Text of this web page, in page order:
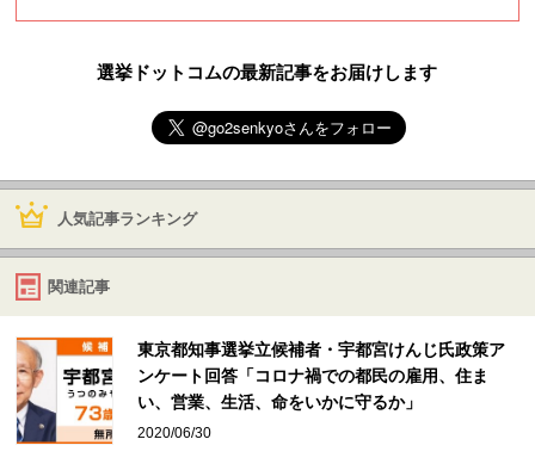
選挙ドットコムの最新記事をお届けします
人気記事ランキング
関連記事
東京都知事選挙立候補者・宇都宮けんじ氏政策ア
ンケート回答「コロナ禍での都民の雇用、住ま
い、営業、生活、命をいかに守るか」
2020/06/30